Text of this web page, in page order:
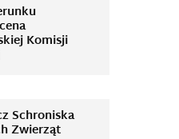
Komisji
Schroniska
Zwierząt